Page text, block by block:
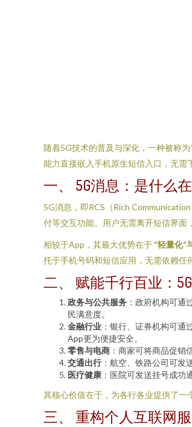
随着5G技术的普及与深化，一种被称
能力直接嵌入手机原生短信入口，无需
一、 5G消息：是什么
5G消息，即RCS（Rich
付等交互功能。用户无需离开短信界面
相较于App，其最大优势在于 “轻量化”
托于手机号码和短信应用，无需依赖任
二、 赋能千行百业：
政务与公共服务 ：政府机构可通
民满意度。
金融行业 ：银行、证券机构可
App更为便捷安全。
零售与电商 ：商家可将商品促销
交通出行 ：航空、铁路公司可
医疗健康 ：医院可发送挂号成功
其核心价值在于，为各行各业提供了一
三、 重构个人互联网